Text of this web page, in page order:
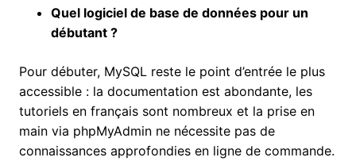
Quel logiciel de base de données pour un
débutant ?
Pour débuter, MySQL reste le point d’entrée le plus
accessible : la documentation est abondante, les
tutoriels en français sont nombreux et la prise en
main via phpMyAdmin ne nécessite pas de
connaissances approfondies en ligne de commande.